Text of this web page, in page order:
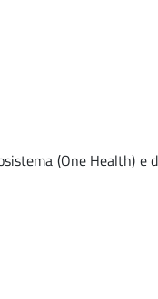
(One Health) e